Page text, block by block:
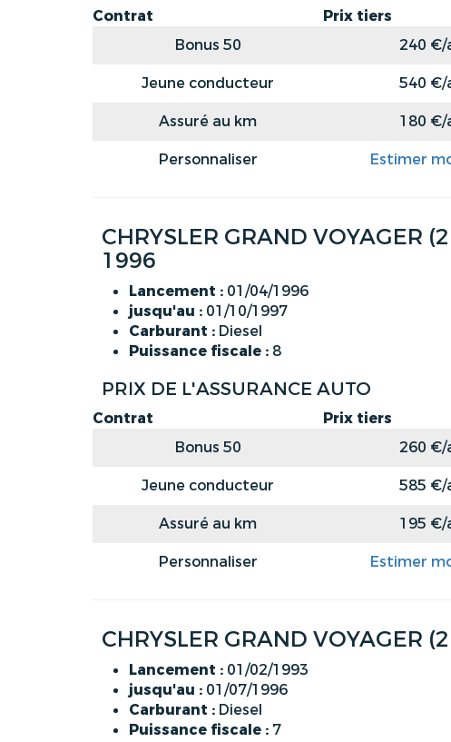
Contrat Prix tiers
Bonus 50
240 €/
Jeune conducteur
540 €/
Assuré au km
180 €/
Personnaliser
Estimer
CHRYSLER GRAND VOYAGER
1996
Lancement : 01/04/1996
jusqu'au : 01/10/1997
Carburant : Diesel
Puissance fiscale : 8
PRIX DE L'ASSURANCE AUTO
Contrat Prix tiers
Bonus 50
260 €/
Jeune conducteur
585 €/
Assuré au km
195 €/
Personnaliser
Estimer
CHRYSLER GRAND VOYAGER
Lancement : 01/02/1993
jusqu'au : 01/07/1996
Carburant : Diesel
Puissance fiscale : 7